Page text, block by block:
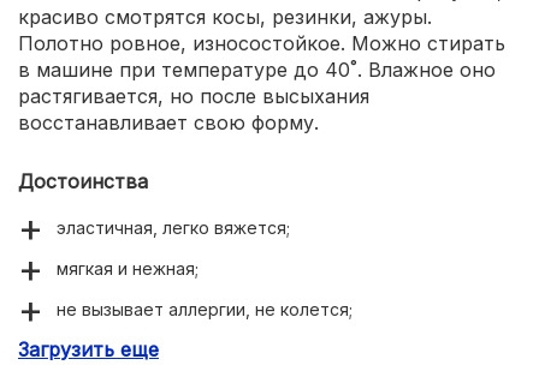
красиво смотрятся косы, резинки, ажуры.
Полотно ровное, износостойкое. Можно стирать
в машине при температуре до 40˚. Влажное оно
растягивается, но после высыхания
восстанавливает свою форму.
Достоинства
эластичная, легко вяжется;
мягкая и нежная;
не вызывает аллергии, не колется;
не деформируется;
Загрузить еще